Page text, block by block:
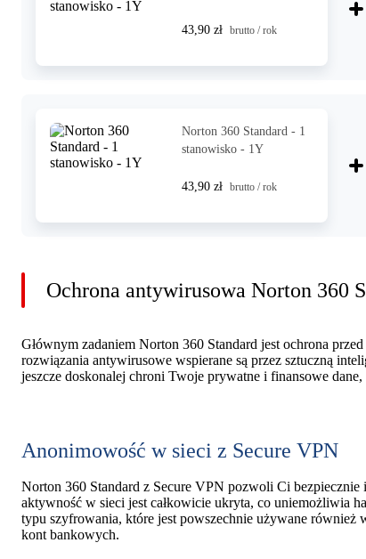
43,90 zł brutto / rok
Norton 360 Standard - 1
stanowisko - 1Y
43,90 zł brutto / rok
Ochrona antywirusowa Norton 360
Głównym zadaniem Norton 360 Standard jest ochrona
rozwiązania antywirusowe wspierane są przez sztuczną
jeszcze doskonalej chroni Twoje prywatne i finansowe
Anonimowość w sieci z Secure VPN
Norton 360 Standard z Secure VPN pozwoli Ci
aktywność w sieci jest całkowicie ukryta, co uniemożliwia
typu szyfrowania, które jest powszechnie używane również
kont bankowych.